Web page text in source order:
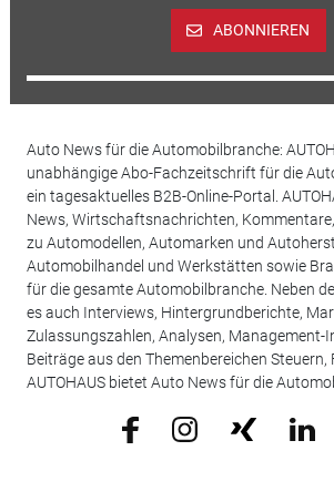
ABONNIEREN
Auto News für die Automobilbranche:
unabhängige Abo-Fachzeitschrift für die
ein tagesaktuelles B2B-Online-Portal.
News, Wirtschaftsnachrichten,
zu Automodellen, Automarken und
Automobilhandel und Werkstätten sowie
für die gesamte Automobilbranche. Neben
es auch Interviews, Hintergrundberichte,
Zulassungszahlen, Analysen,
Beiträge aus den Themenbereichen Steuern,
AUTOHAUS bietet Auto News für die